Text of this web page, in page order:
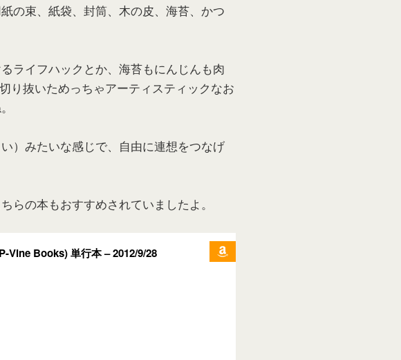
の束、紙袋、封筒、木の皮、海苔、かつ
ライフハックとか、海苔もにんじんも肉
り抜いためっちゃアーティスティックなお
）みたいな感じで、自由に連想をつなげ
らの本もおすすめされていましたよ。
Vine Books) 単行本 – 2012/9/28